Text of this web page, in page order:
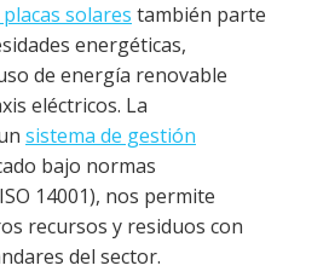
solares también parte
energéticas,
de energía renovable
eléctricos. La
sistema de gestión
bajo normas
14001), nos permite
recursos y residuos con
del sector.